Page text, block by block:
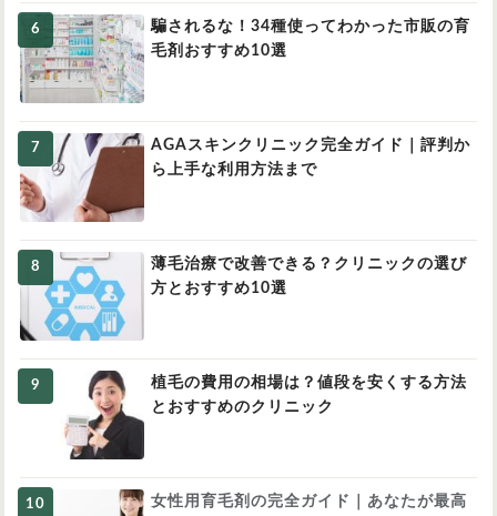
騙されるな！34種使ってわかった市販の育
毛剤おすすめ10選
AGAスキンクリニック完全ガイド｜評判か
ら上手な利用方法まで
薄毛治療で改善できる？クリニックの選び
方とおすすめ10選
植毛の費用の相場は？値段を安くする方法
とおすすめのクリニック
女性用育毛剤の完全ガイド｜あなたが最高